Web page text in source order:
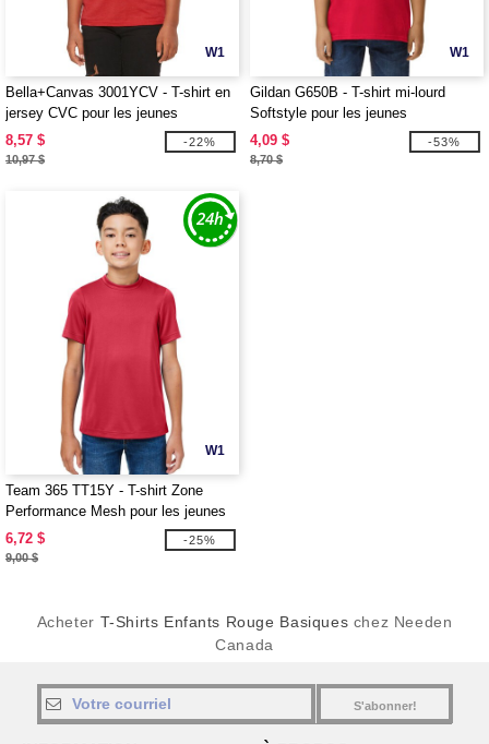
W1
Bella+Canvas 3001YCV - T-shirt en
jersey CVC pour les jeunes
8,57 $
10,97 $
-22%
W1
Gildan G650B - T-shirt mi-lourd
Softstyle pour les jeunes
4,09 $
8,70 $
-53%
W1
Team 365 TT15Y - T-shirt Zone
Performance Mesh pour les jeunes
6,72 $
9,00 $
-25%
Acheter T-Shirts Enfants Rouge Basiques chez Needen
Canada
S'abonner!